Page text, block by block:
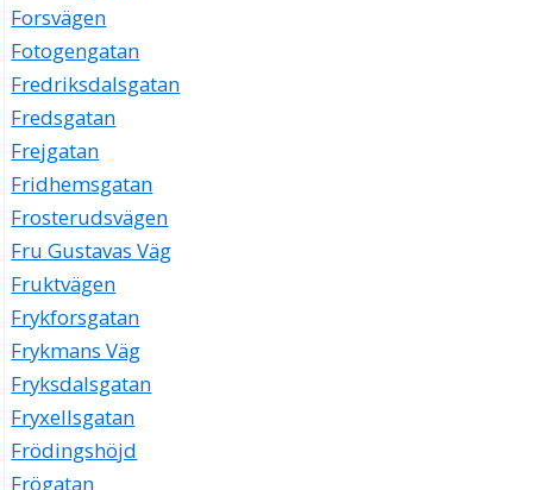
Forsvägen
Fotogengatan
Fredriksdalsgatan
Fredsgatan
Frejgatan
Fridhemsgatan
Frosterudsvägen
Fru Gustavas Väg
Fruktvägen
Frykforsgatan
Frykmans Väg
Fryksdalsgatan
Fryxellsgatan
Frödingshöjd
Frögatan